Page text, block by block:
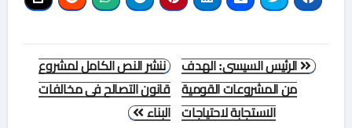
تصفّح
المقالات
ننشر النص الكامل لمشروع
قانون التصالح فى مخالفات
البناء
الرئيس السيسى: الهدف
من المشروعات القومية
الاستجابة لاحتياجات